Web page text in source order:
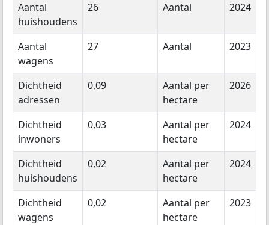
Aantal
huishoudens
26 Aantal 2024
Aantal
wagens
27 Aantal 2023
Dichtheid
adressen
0,09
Aantal per
hectare
2026
Dichtheid
inwoners
0,03
Aantal per
hectare
2024
Dichtheid
huishoudens
0,02
Aantal per
hectare
2024
Dichtheid
wagens
0,02
Aantal per
hectare
2023